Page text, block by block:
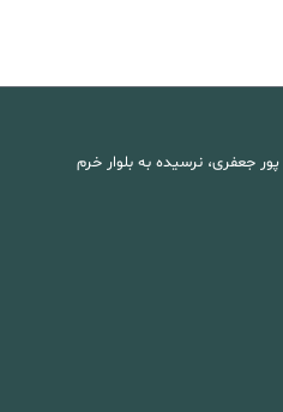
پور جعفری، نرسیده به بلوار خرم